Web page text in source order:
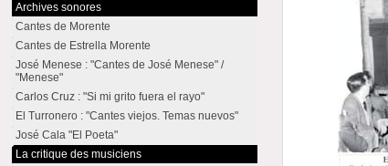
Archives sonores
Cantes de Morente
Cantes de Estrella Morente
José Menese : "Cantes de José Menese" /
"Menese"
Carlos Cruz : "Si mi grito fuera el rayo"
El Turronero : "Cantes viejos. Temas nuevos"
José Cala "El Poeta"
La critique des musiciens